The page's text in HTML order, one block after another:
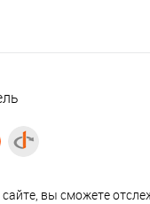
вы сможете